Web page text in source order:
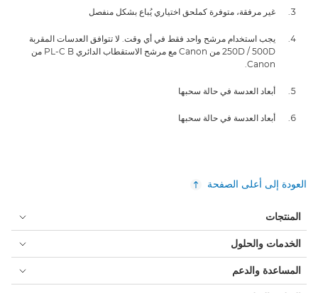
غير مرفقة، متوفرة كملحق اختياري يُباع بشكل منفصل
يجب استخدام مرشح واحد فقط في أي وقت. لا تتوافق العدسات المقربة
250D / 500D من Canon مع مرشح الاستقطاب الدائري PL-C B من
Canon.
أبعاد العدسة في حالة سحبها
أبعاد العدسة في حالة سحبها
العودة إلى أعلى الصفحة
المنتجات
الخدمات والحلول
المساعدة والدعم